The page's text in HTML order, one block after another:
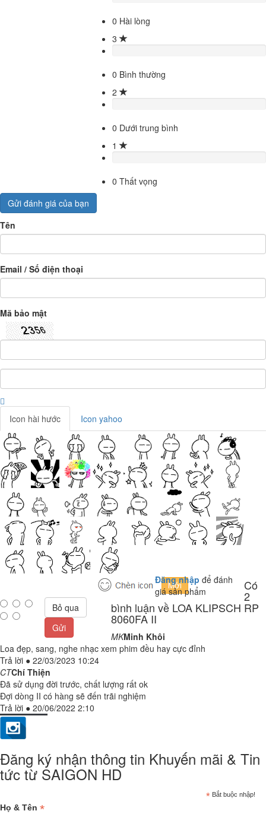
0 Hài lòng
3
0 Bình thường
2
0 Dưới trung bình
1
0 Thất vọng
Gửi đánh giá của bạn
Tên
Email / Số điện thoại
Mã bảo mật
Icon hài hước Icon yahoo
Đăng nhập để đánh
giá sản phẩm
Bỏ qua
Gửi
Có
2
bình luận về LOA KLIPSCH RP
8060FA II
MKMinh Khôi
Loa đẹp, sang, nghe nhạc xem phim đều hay cực đỉnh
Trả lời ● 22/03/2023 10:24
CTChí Thiện
Đã sử dụng đời trước, chất lượng rất ok
Đợi dòng II có hàng sẽ đến trãi nghiệm
Trả lời ● 20/06/2022 2:10
Đăng ký nhận thông tin Khuyến mãi & Tin
tức từ SAIGON HD
* Bắt buộc nhập!
Họ & Tên *